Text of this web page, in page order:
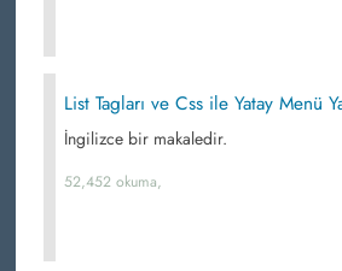
List Tagları ve Css ile Yatay Menü
İngilizce bir makaledir.
52,452 okuma,